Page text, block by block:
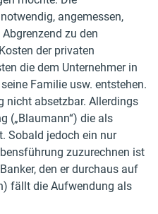
angemessen,
zu den
der privaten
die dem Unternehmer in
Familie usw. entstehen.
nicht absetzbar. Allerdings
(„Blaumann“) die als
Sobald jedoch ein nur
zuzurechnen ist
den er durchaus auf
fällt die Aufwendung als